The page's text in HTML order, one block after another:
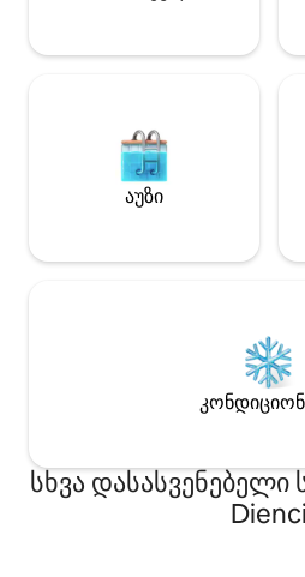
სამუდამოდ რჩება.
აუზი
სხვა
Dienci